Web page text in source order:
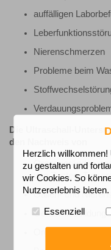
auffälligen
Nierenschmerzen
Probleme beim
Die Ultraschall-
den Nachweis von
von Zysten,
Gallen- und
Herzlich willkommen!
zu gestalten und
wir Cookies. So
Nutzererlebnis bieten.
Essenziell